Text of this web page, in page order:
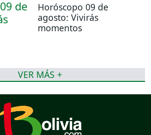
Horóscopo 09 de
agosto: Vivirás
momentos
VER MÁS +